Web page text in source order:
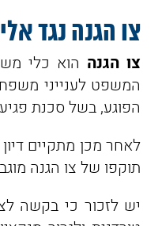
צו הגנה נגד
צו הגנה הוא כלי
המשפט לענייני
הפוגע, בשל סכנת
לאחר מכן מתקיים
תוקפו של צו הגנה מוגבל ל־3 חודשים, אך ניתן להאריכו עד לשנה
יש לזכור כי בקשה